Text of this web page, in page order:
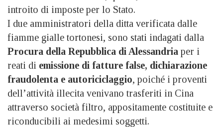
introito di imposte per lo Stato.
I due amministratori della ditta verificata dalle
fiamme gialle tortonesi, sono stati indagati dalla
Procura della Repubblica di Alessandria per i
reati di emissione di fatture false, dichiarazione
fraudolenta e autoriciclaggio, poiché i proventi
dell’attività illecita venivano trasferiti in Cina
attraverso società filtro, appositamente costituite e
riconducibili ai medesimi soggetti.